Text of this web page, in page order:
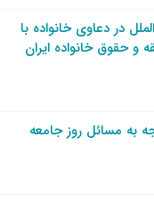
در دعاوی خانواده با
حقوق خانواده ایران
به مسائل روز جامعه